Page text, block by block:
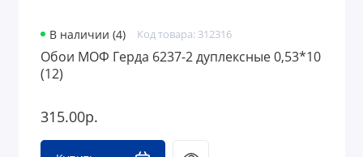
В наличии (4) Код товара: 312316
Обои МОФ Герда 6237-2 дуплексные 0,53*10
(12)
315.00р.